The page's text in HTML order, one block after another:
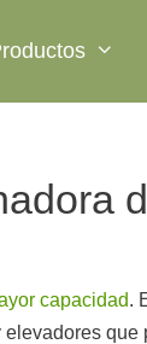
capacidad.